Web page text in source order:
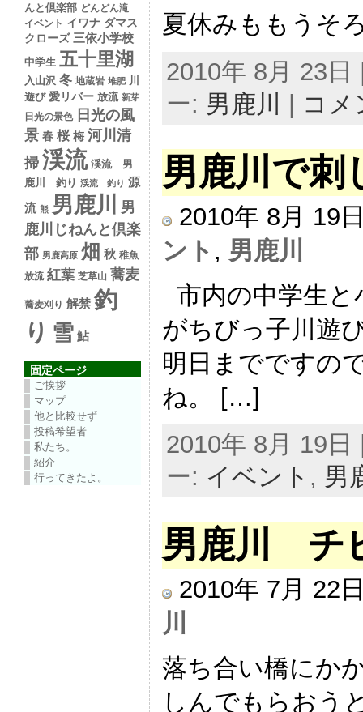
んと倶楽部 どんどん滝
イベント イワナ ダマス
クローズ 三依小学校
中学生 五十里湖
入山沢 冬 地蔵岩 堆肥 川
遊び 愛リバー 放流 新芽
日光の景色
日光の風
景 春 桜 梅 河川清
掃渓流 渓流 男
鹿川 釣り 渓流 釣り 源
流 熊 男鹿川
男
鹿川じねんと倶楽
部 男鹿高原 畑 秋 稚魚
放流 紅葉 芝草山 蕎麦
蕎麦刈り 解禁 釣
り 雪 鮎
固定ページ
ご挨拶
マップ
他と比較せず
投稿希望者
私たち。
紹介
行ってきたよ。
夏休みももうそ
2010年 8月 23
ー: 男鹿川 コメ
男鹿川で刺
2010年 8月 19
ント , 男鹿川
市内の中学生
がちびっ子川遊
明日までですの
ね。 […]
2010年 8月 19
ー: イベント , 男
男鹿川 チ
2010年 7月 22
川
落ち合い橋にか
しんでもらおう